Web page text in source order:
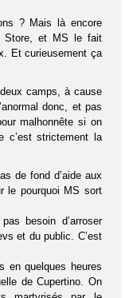
? Mais là encore
Store, et MS le fait
Et curieusement ça
camps, à cause
donc, et pas
malhonnête si on
c’est strictement la
de fond d’aide aux
le pourquoi MS sort
besoin d’arroser
et du public. C’est
en quelques heures
de Cupertino. On